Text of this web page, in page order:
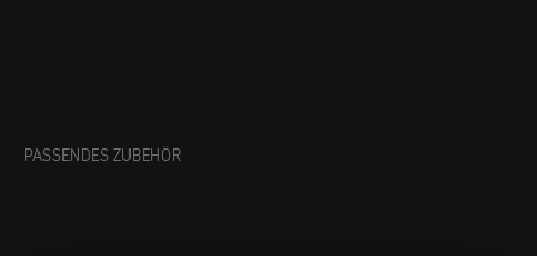
PASSENDES ZUBEHÖR